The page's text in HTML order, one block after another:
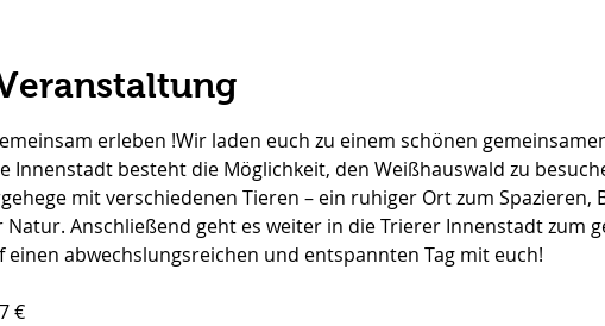
erleben !Wir laden euch zu einem schönen
Innenstadt besteht die Möglichkeit, den Weißhauswald zu
mit verschiedenen Tieren – ein ruhiger Ort zum Spazieren,
Natur. Anschließend geht es weiter in die Trierer Innenstadt zum
einen abwechslungsreichen und entspannten Tag mit euch!
€